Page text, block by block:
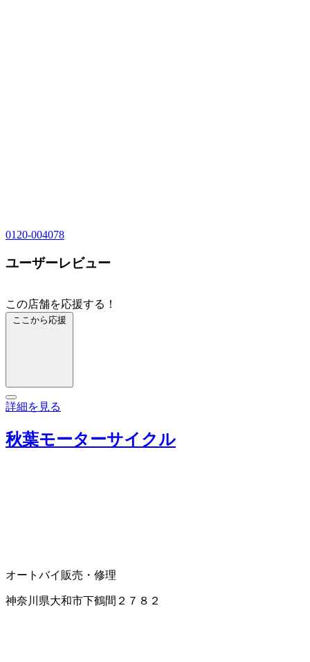
0120-004078
ユーザーレビュー
この店舗を応援する！
ここから応援
詳細を見る
秋葉モーターサイクル
オートバイ販売・修理
神奈川県大和市下鶴間２７８２